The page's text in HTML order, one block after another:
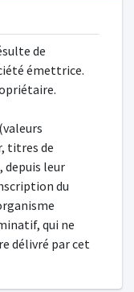
de
émettrice.
titres de
depuis leur
du
qui ne
délivré par cet